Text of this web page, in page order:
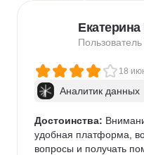
Пользователь
18
Аналитик данных
Достоинства:
удобная платформа,
вопросы и получать